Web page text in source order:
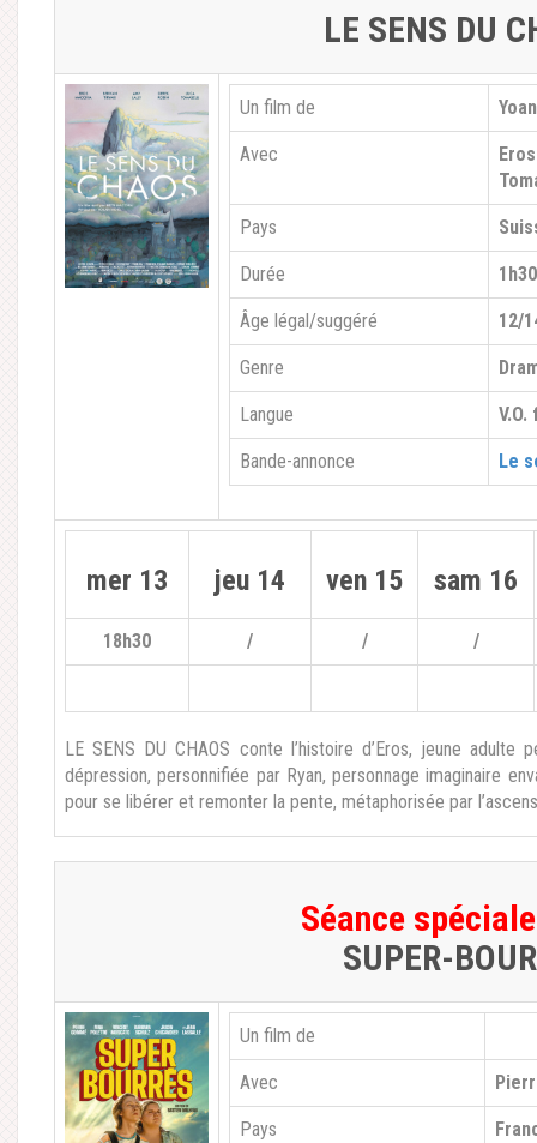
LE SENS DU
Un film de
Avec
Pays
Durée 1h30
Âge légal/suggéré 12/
Genre
Langue
Bande-annonce Le
mer 13 jeu 14 ven 15 sam 16
18h30 / / /
LE SENS DU CHAOS conte l’histoire d’Eros, jeune
dépression, personnifiée par Ryan, personnage imaginaire
pour se libérer et remonter la pente, métaphorisée par
Séance spéciale
SUPER-
Un film de
Avec
Pays